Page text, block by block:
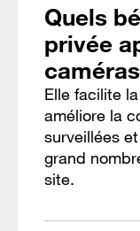
Quels
privée
Elle facilite
améliore la
surveillées
grand
site.